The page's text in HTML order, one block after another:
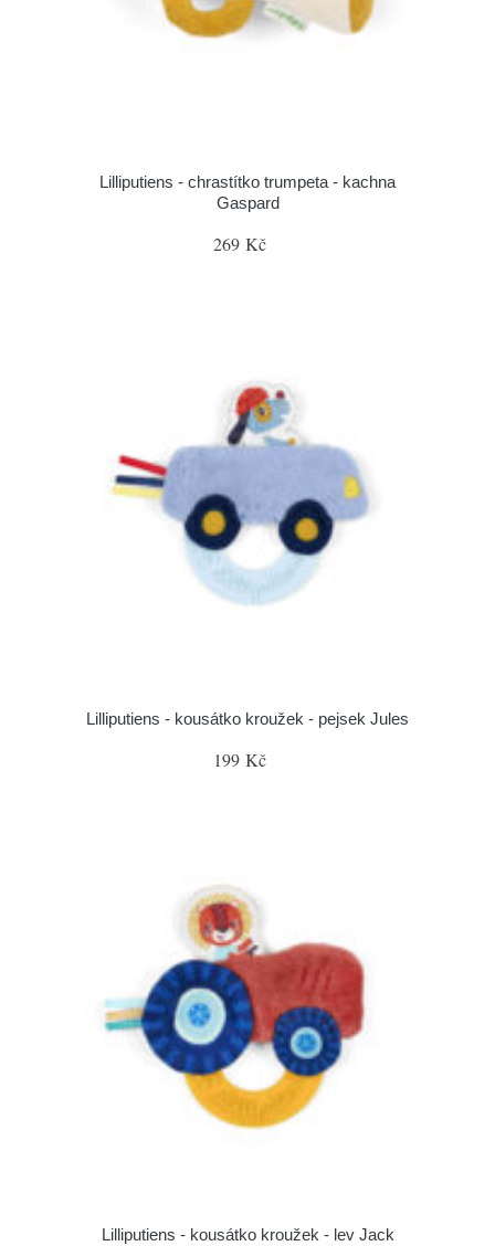
Lilliputiens - chrastítko trumpeta - kachna
Gaspard
269 Kč
Lilliputiens - kousátko kroužek - pejsek Jules
199 Kč
Lilliputiens - kousátko kroužek - lev Jack